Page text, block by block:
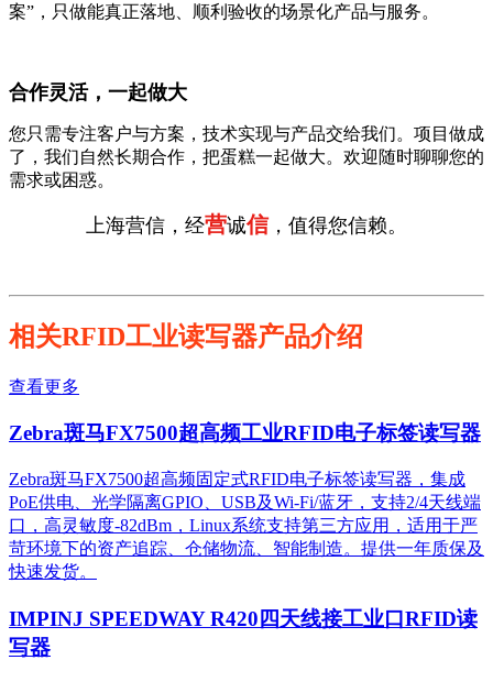
案”，只做能真正落地、顺利验收的场景化产品与服务。
合作灵活，一起做大
您只需专注客户与方案，技术实现与产品交给我们。项目做成
了，我们自然长期合作，把蛋糕一起做大。欢迎随时聊聊您的
需求或困惑。
上海营信，经营诚信，值得您信赖。
相关RFID工业读写器产品介绍
查看更多
Zebra斑马FX7500超高频工业RFID电子标签读写器
Zebra斑马FX7500超高频固定式RFID电子标签读写器，集成
PoE供电、光学隔离GPIO、USB及Wi-Fi/蓝牙，支持2/4天线端
口，高灵敏度-82dBm，Linux系统支持第三方应用，适用于严
苛环境下的资产追踪、仓储物流、智能制造。提供一年质保及
快速发货。
IMPINJ SPEEDWAY R420四天线接工业口RFID读
写器